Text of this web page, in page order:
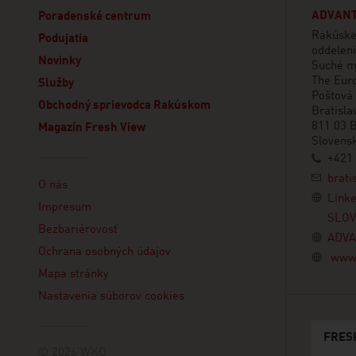
Poradenské centrum
Podujatia
Novinky
Služby
Obchodný sprievodca Rakúskom
Magazín Fresh View
O nás
Impresum
Bezbariérovosť
Ochrana osobných údajov
Mapa stránky
Nastavenia súborov cookies
Suché
The
811 03
+421